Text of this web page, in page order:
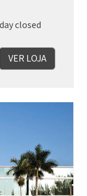
closed
VER LOJA